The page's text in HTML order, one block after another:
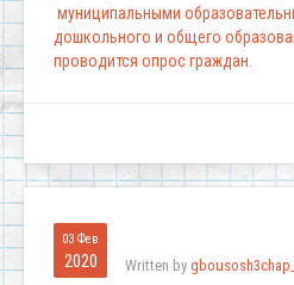
муниципальными
дошкольного и общего
проводится опрос граждан.
03 Фев
2020 Written by